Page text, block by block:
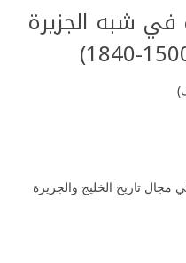
في شبه الجزيرة
مجال تاريخ الخليج والجزيرة